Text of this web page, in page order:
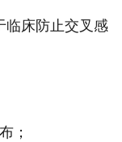
床防止交叉感
；